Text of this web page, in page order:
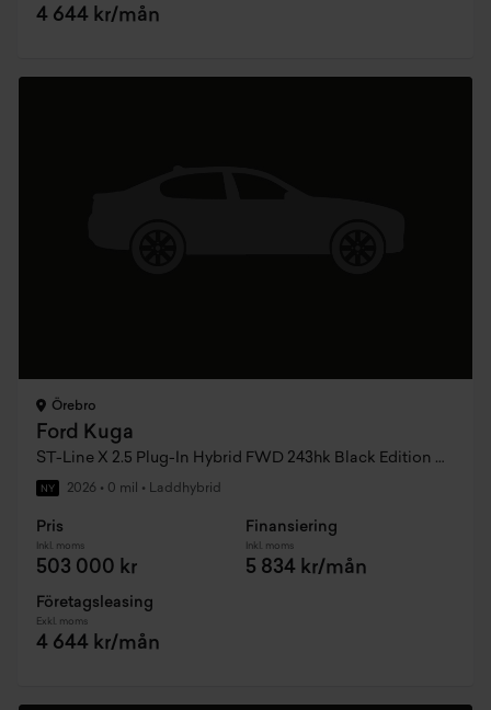
4 644 kr/mån
Örebro
Ford Kuga
ST-Line X 2.5 Plug-In Hybrid FWD 243hk Black Edition CVT
NY 2026 • 0 mil • Laddhybrid
Pris
Inkl. moms
503 000 kr
Finansiering
Inkl. moms
5 834 kr/mån
Företagsleasing
Exkl. moms
4 644 kr/mån